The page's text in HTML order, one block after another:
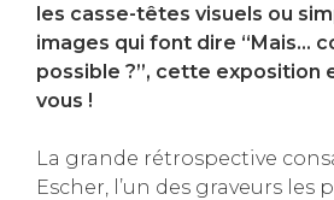
les casse-têtes visuels ou
images qui font dire “Mais…
possible ?”, cette exposition
vous !
La grande rétrospective
Escher, l’un des graveurs les